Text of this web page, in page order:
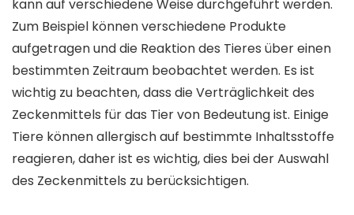
kann auf verschiedene Weise durchgeführt werden.
Zum Beispiel können verschiedene Produkte
aufgetragen und die Reaktion des Tieres über einen
bestimmten Zeitraum beobachtet werden. Es ist
wichtig zu beachten, dass die Verträglichkeit des
Zeckenmittels für das Tier von Bedeutung ist. Einige
Tiere können allergisch auf bestimmte Inhaltsstoffe
reagieren, daher ist es wichtig, dies bei der Auswahl
des Zeckenmittels zu berücksichtigen.